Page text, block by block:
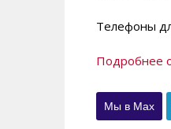
Телефоны
Подробнее
Мы в Max